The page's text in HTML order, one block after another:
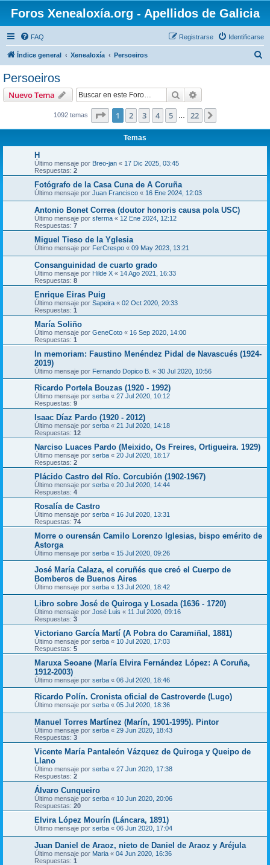
Foros Xenealoxía.org - Apellidos de Galicia
FAQ Identificarse
Registrarse
Índice general Xenealoxía Persoeiros
Persoeiros
Nuevo Tema Buscar
1092 temas Página de 22
1 2 3 4 5 22
Temas
H
Último mensaje por Breo-jan « 17 Dic 2025, 03:45
Respuestas: 2
Fotógrafo de la Casa Cuna de A Coruña
Último mensaje por Juan Francisco « 16 Ene 2024, 12:03
Antonio Bonet Correa (doutor honoris causa pola USC)
Último mensaje por sferma « 12 Ene 2024, 12:12
Respuestas: 7
Miguel Tieso de la Yglesia
Último mensaje por FerCrespo « 09 May 2023, 13:21
Consanguinidad de cuarto grado
Último mensaje por Hilde X « 14 Ago 2021, 16:33
Respuestas: 8
Enrique Eiras Puig
Último mensaje por Sapeira « 02 Oct 2020, 20:33
Respuestas: 1
María Soliño
Último mensaje por GeneCoto « 16 Sep 2020, 14:00
Respuestas: 1
In memoriam: Faustino Menéndez Pidal de Navascués (1924-
2019)
Último mensaje por Fernando Dopico B. « 30 Jul 2020, 10:56
Ricardo Portela Bouzas (1920 - 1992)
Último mensaje por serba « 27 Jul 2020, 10:12
Respuestas: 9
Isaac Díaz Pardo (1920 - 2012)
Último mensaje por serba « 21 Jul 2020, 14:18
Respuestas: 12
Narciso Luaces Pardo (Meixido, Os Freires, Ortigueira. 1929)
Último mensaje por serba « 20 Jul 2020, 18:17
Respuestas: 2
Plácido Castro del Río. Corcubión (1902-1967)
Último mensaje por serba « 20 Jul 2020, 14:44
Respuestas: 4
Rosalía de Castro
Último mensaje por serba « 16 Jul 2020, 13:31
Respuestas: 74
Morre o ourensán Camilo Lorenzo Iglesias, bispo emérito de
Astorga
Último mensaje por serba « 15 Jul 2020, 09:26
José María Calaza, el coruñés que creó el Cuerpo de
Bomberos de Buenos Aires
Último mensaje por serba « 13 Jul 2020, 18:42
Libro sobre José de Quiroga y Losada (1636 - 1720)
Último mensaje por José Luis « 11 Jul 2020, 09:16
Respuestas: 3
Victoriano García Martí (A Pobra do Caramiñal, 1881)
Último mensaje por serba « 10 Jul 2020, 17:03
Respuestas: 5
Maruxa Seoane (María Elvira Fernández López: A Coruña,
1912-2003)
Último mensaje por serba « 06 Jul 2020, 18:46
Ricardo Polín. Cronista oficial de Castroverde (Lugo)
Último mensaje por serba « 05 Jul 2020, 18:36
Manuel Torres Martínez (Marín, 1901-1995). Pintor
Último mensaje por serba « 29 Jun 2020, 18:43
Respuestas: 3
Vicente María Pantaleón Vázquez de Quiroga y Queipo de
Llano
Último mensaje por serba « 27 Jun 2020, 17:38
Respuestas: 2
Álvaro Cunqueiro
Último mensaje por serba « 10 Jun 2020, 20:06
Respuestas: 20
Elvira López Mourín (Láncara, 1891)
Último mensaje por serba « 06 Jun 2020, 17:04
Juan Daniel de Araoz, nieto de Daniel de Araoz y Aréjula
Último mensaje por Maria « 04 Jun 2020, 16:36
Respuestas: 1